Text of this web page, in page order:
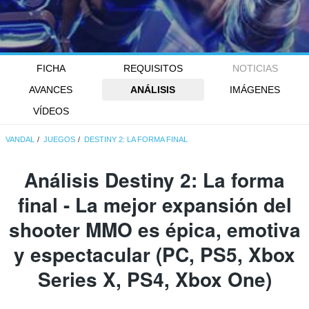
FICHA REQUISITOS
NOTICIAS
AVANCES
ANÁLISIS
IMÁGENES
VÍDEOS
VANDAL JUEGOS DESTINY 2: LA FORMA FINAL
Análisis Destiny 2: La forma
final - La mejor expansión del
shooter MMO es épica, emotiva
y espectacular (PC, PS5, Xbox
Series X, PS4, Xbox One)